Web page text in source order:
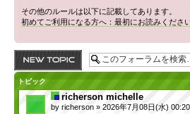
その他のルールは以下に記載してあります。
初めてご利用になる方へ：最初にお読みくださ
トピック
richerson michelle
by richerson » 2026年7月08日(水) 00:20